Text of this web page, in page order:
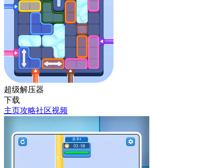
超级解压器
下载
主页攻略社区视频